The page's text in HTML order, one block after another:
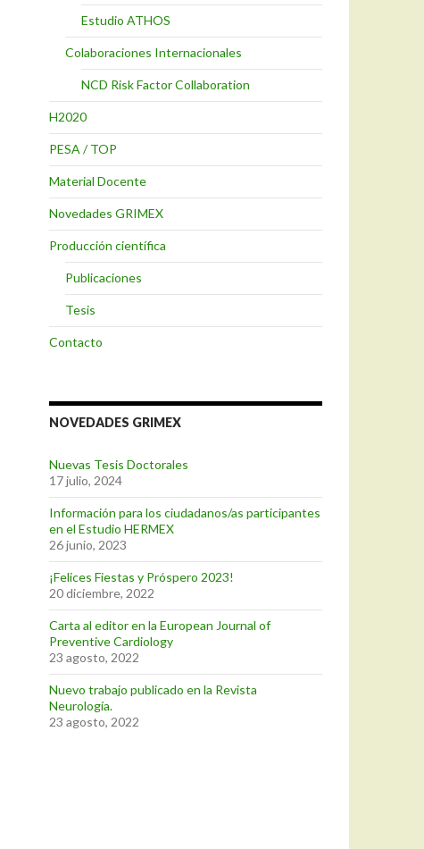
Estudio ATHOS
Colaboraciones Internacionales
NCD Risk Factor Collaboration
H2020
PESA / TOP
Material Docente
Novedades GRIMEX
Producción científica
Publicaciones
Tesis
Contacto
NOVEDADES GRIMEX
Nuevas Tesis Doctorales
17 julio, 2024
Información para los ciudadanos/as participantes
en el Estudio HERMEX
26 junio, 2023
¡Felices Fiestas y Próspero 2023!
20 diciembre, 2022
Carta al editor en la European Journal of
Preventive Cardiology
23 agosto, 2022
Nuevo trabajo publicado en la Revista
Neurología.
23 agosto, 2022